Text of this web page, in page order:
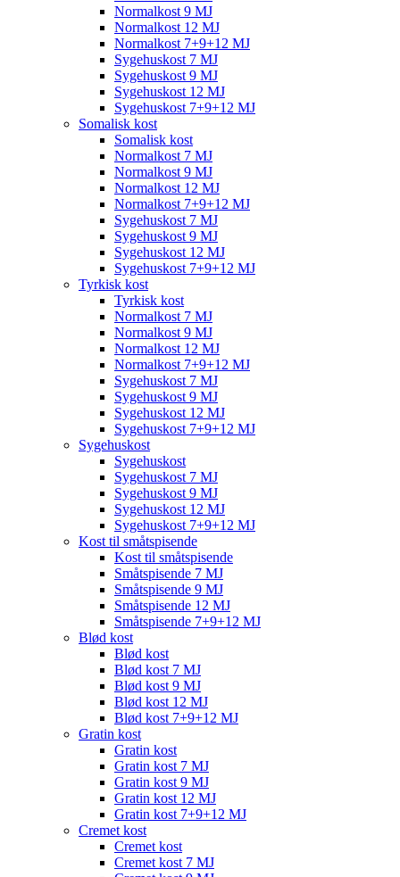
Normalkost 9 MJ
Normalkost 12 MJ
Normalkost 7+9+12 MJ
Sygehuskost 7 MJ
Sygehuskost 9 MJ
Sygehuskost 12 MJ
Sygehuskost 7+9+12 MJ
Somalisk kost
Somalisk kost
Normalkost 7 MJ
Normalkost 9 MJ
Normalkost 12 MJ
Normalkost 7+9+12 MJ
Sygehuskost 7 MJ
Sygehuskost 9 MJ
Sygehuskost 12 MJ
Sygehuskost 7+9+12 MJ
Tyrkisk kost
Tyrkisk kost
Normalkost 7 MJ
Normalkost 9 MJ
Normalkost 12 MJ
Normalkost 7+9+12 MJ
Sygehuskost 7 MJ
Sygehuskost 9 MJ
Sygehuskost 12 MJ
Sygehuskost 7+9+12 MJ
Sygehuskost
Sygehuskost
Sygehuskost 7 MJ
Sygehuskost 9 MJ
Sygehuskost 12 MJ
Sygehuskost 7+9+12 MJ
Kost til småtspisende
Kost til småtspisende
Småtspisende 7 MJ
Småtspisende 9 MJ
Småtspisende 12 MJ
Småtspisende 7+9+12 MJ
Blød kost
Blød kost
Blød kost 7 MJ
Blød kost 9 MJ
Blød kost 12 MJ
Blød kost 7+9+12 MJ
Gratin kost
Gratin kost
Gratin kost 7 MJ
Gratin kost 9 MJ
Gratin kost 12 MJ
Gratin kost 7+9+12 MJ
Cremet kost
Cremet kost
Cremet kost 7 MJ